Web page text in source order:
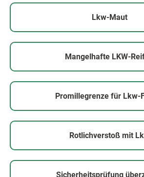
Lkw-Maut
Mangelhafte LKW-
Promillegrenze für Lkw-
Rotlichverstoß mit
Sicherheitsprüfung